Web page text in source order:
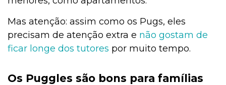
Mas atenção: assim como os Pugs, eles
precisam de atenção extra e não gostam de
ficar longe dos tutores por muito tempo.
Os Puggles são bons para famílias